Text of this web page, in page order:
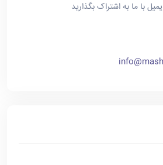
با ما به اشتراک بگذارید